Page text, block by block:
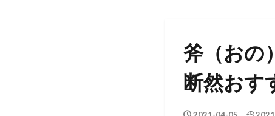
斧（おの
断然おす